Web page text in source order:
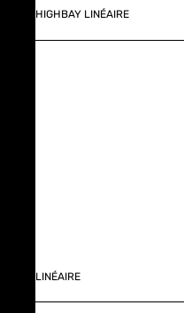
HIGHBAY LINÉAIRE
LINÉAIRE